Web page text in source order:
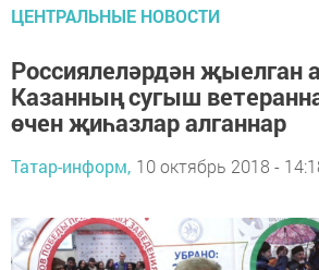
ЦЕНТРАЛЬНЫЕ НОВОСТИ
Россиялеләрдән җыелган
Казанның сугыш
өчен җиһазлар алганнар
Татар-информ, 10 октябрь 2018 -